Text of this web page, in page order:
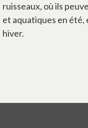
ruisseaux, où ils
et aquatiques en été,
hiver.